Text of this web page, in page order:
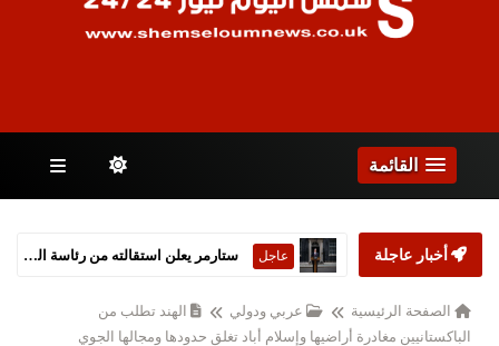
القائمة
أخبار عاجلة عاجل ستارمر يعلن استقالته من رئاسة الحكومة البريطانية
الصفحة الرئيسية عربي ودولي
الهند تطلب من
الباكستانيين مغادرة أراضيها وإسلام أباد تغلق حدودها ومجالها الجوي